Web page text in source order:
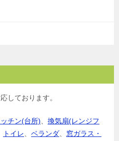
しております。
チン(台所)
換気扇(レンジフ
トイレ ベランダ
窓ガラス・